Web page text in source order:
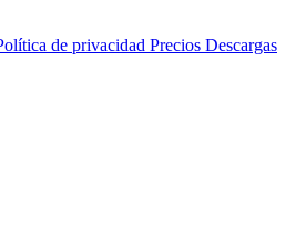
de privacidad Precios Descargas